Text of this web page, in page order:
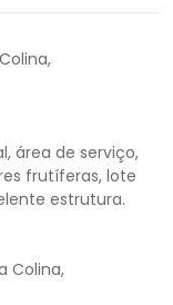
área de serviço,
frutíferas, lote
estrutura.
Colina,